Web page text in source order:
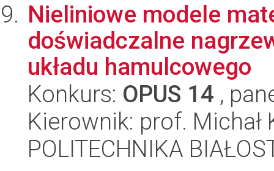
Nieliniowe modele
doświadczalne
układu hamulcowego
Konkurs: OPUS 14 ,
Kierownik: prof. Michał
POLITECHNIKA